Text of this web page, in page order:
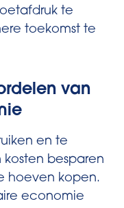
te
toekomst te
van
en te
besparen
hoeven kopen.
economie